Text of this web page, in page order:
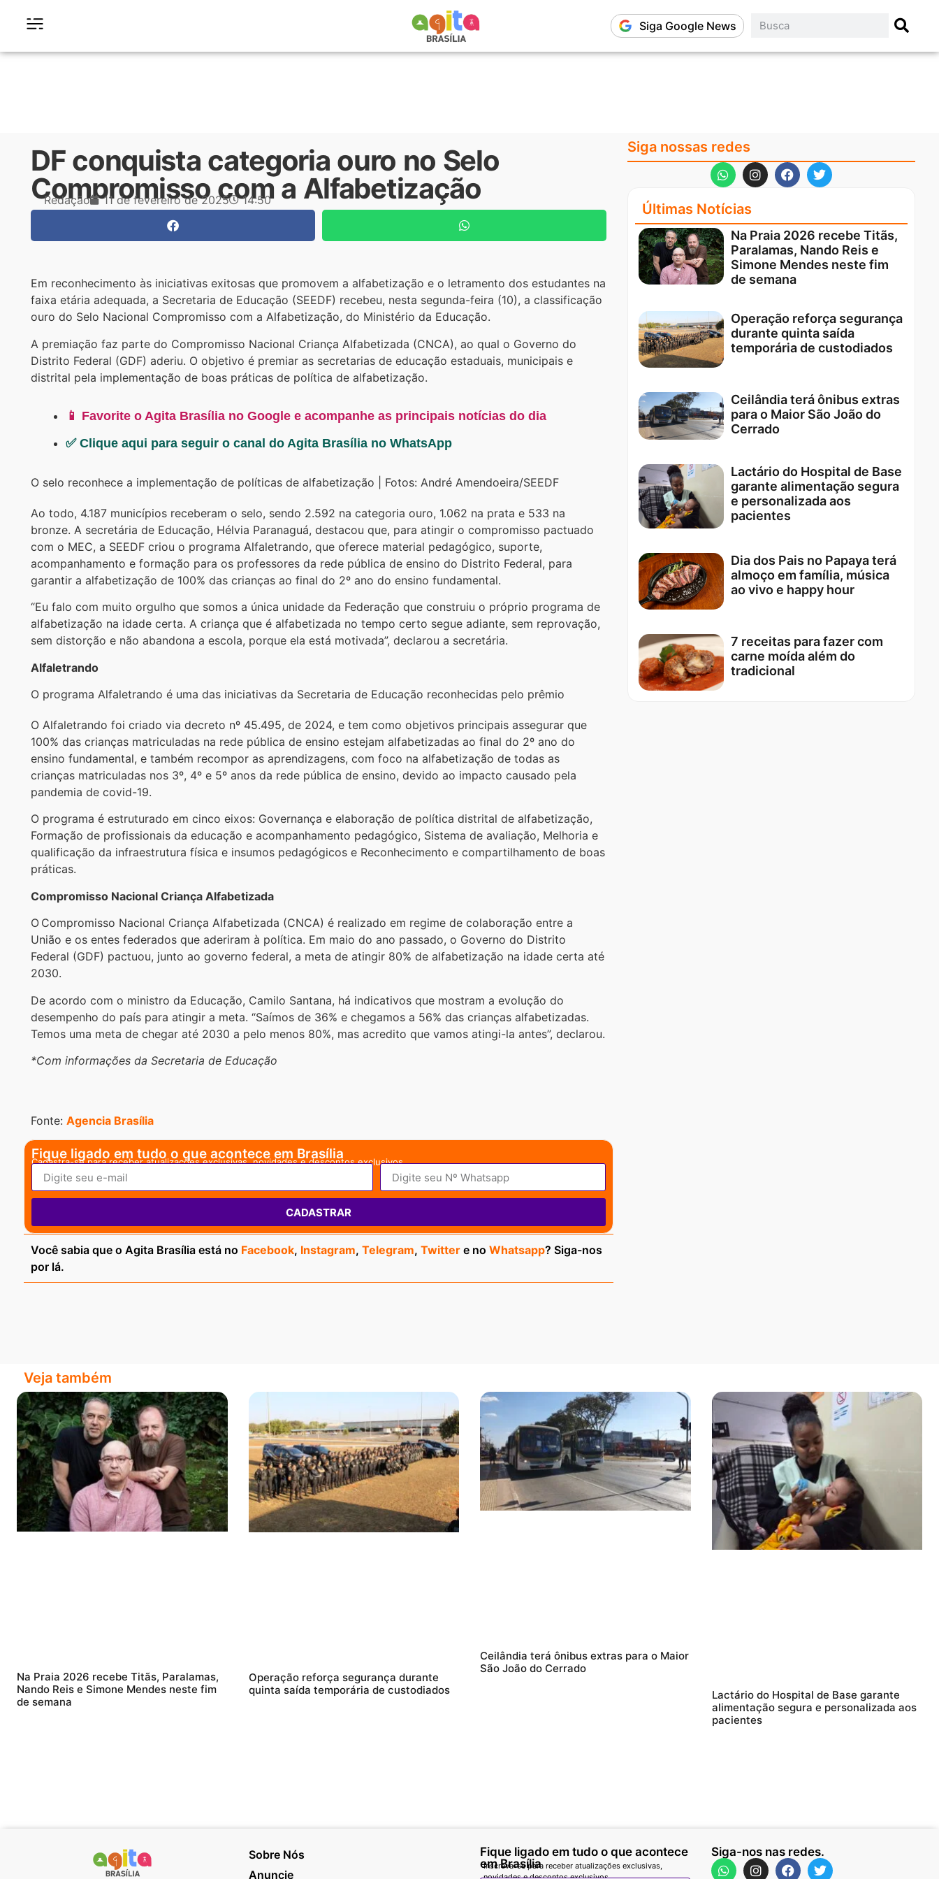
Siga Google News
DF conquista categoria ouro no Selo
Compromisso com a Alfabetização
Redação 11 de fevereiro de 2025 14:50
Em reconhecimento às iniciativas exitosas que promovem a alfabetização e o letramento dos estudantes na
faixa etária adequada, a Secretaria de Educação (SEEDF) recebeu, nesta segunda-feira (10), a classificação
ouro do Selo Nacional Compromisso com a Alfabetização, do Ministério da Educação.
A premiação faz parte do Compromisso Nacional Criança Alfabetizada (CNCA), ao qual o Governo do
Distrito Federal (GDF) aderiu. O objetivo é premiar as secretarias de educação estaduais, municipais e
distrital pela implementação de boas práticas de política de alfabetização.
📱 Favorite o Agita Brasília no Google e acompanhe as principais notícias do dia
✅ Clique aqui para seguir o canal do Agita Brasília no WhatsApp
O selo reconhece a implementação de políticas de alfabetização | Fotos: André Amendoeira/SEEDF
Ao todo, 4.187 municípios receberam o selo, sendo 2.592 na categoria ouro, 1.062 na prata e 533 na
bronze. A secretária de Educação, Hélvia Paranaguá, destacou que, para atingir o compromisso pactuado
com o MEC, a SEEDF criou o programa Alfaletrando, que oferece material pedagógico, suporte,
acompanhamento e formação para os professores da rede pública de ensino do Distrito Federal, para
garantir a alfabetização de 100% das crianças ao final do 2º ano do ensino fundamental.
“Eu falo com muito orgulho que somos a única unidade da Federação que construiu o próprio programa de
alfabetização na idade certa. A criança que é alfabetizada no tempo certo segue adiante, sem reprovação,
sem distorção e não abandona a escola, porque ela está motivada”, declarou a secretária.
Alfaletrando
O programa Alfaletrando é uma das iniciativas da Secretaria de Educação reconhecidas pelo prêmio
O Alfaletrando foi criado via decreto nº 45.495, de 2024, e tem como objetivos principais assegurar que
100% das crianças matriculadas na rede pública de ensino estejam alfabetizadas ao final do 2º ano do
ensino fundamental, e também recompor as aprendizagens, com foco na alfabetização de todas as
crianças matriculadas nos 3º, 4º e 5º anos da rede pública de ensino, devido ao impacto causado pela
pandemia de covid-19.
O programa é estruturado em cinco eixos: Governança e elaboração de política distrital de alfabetização,
Formação de profissionais da educação e acompanhamento pedagógico, Sistema de avaliação, Melhoria e
qualificação da infraestrutura física e insumos pedagógicos e Reconhecimento e compartilhamento de boas
práticas.
Compromisso Nacional Criança Alfabetizada
O Compromisso Nacional Criança Alfabetizada (CNCA) é realizado em regime de colaboração entre a
União e os entes federados que aderiram à política. Em maio do ano passado, o Governo do Distrito
Federal (GDF) pactuou, junto ao governo federal, a meta de atingir 80% de alfabetização na idade certa até
2030.
De acordo com o ministro da Educação, Camilo Santana, há indicativos que mostram a evolução do
desempenho do país para atingir a meta. “Saímos de 36% e chegamos a 56% das crianças alfabetizadas.
Temos uma meta de chegar até 2030 a pelo menos 80%, mas acredito que vamos atingi-la antes”, declarou.
*Com informações da Secretaria de Educação
Fonte: Agencia Brasília
Fique ligado em tudo o que acontece em Brasília
Cadastra-se para receber atualizações exclusivas, novidades e descontos exclusivos.
CADASTRAR
Você sabia que o Agita Brasília está no Facebook, Instagram, Telegram, Twitter e no Whatsapp? Siga-nos
por lá.
Siga nossas redes
Últimas Notícias
Na Praia 2026 recebe Titãs,
Paralamas, Nando Reis e
Simone Mendes neste fim
de semana
Operação reforça segurança
durante quinta saída
temporária de custodiados
Ceilândia terá ônibus extras
para o Maior São João do
Cerrado
Lactário do Hospital de Base
garante alimentação segura
e personalizada aos
pacientes
Dia dos Pais no Papaya terá
almoço em família, música
ao vivo e happy hour
7 receitas para fazer com
carne moída além do
tradicional
Veja também
Na Praia 2026 recebe Titãs, Paralamas,
Nando Reis e Simone Mendes neste fim
de semana
Operação reforça segurança durante
quinta saída temporária de custodiados
Ceilândia terá ônibus extras para o Maior
São João do Cerrado
Lactário do Hospital de Base garante
alimentação segura e personalizada aos
pacientes
Sobre Nós
Anuncie
Fique ligado em tudo o que acontece
em Brasília
Inscreva-se para receber atualizações exclusivas,
novidades e descontos exclusivos.
Siga-nos nas redes.